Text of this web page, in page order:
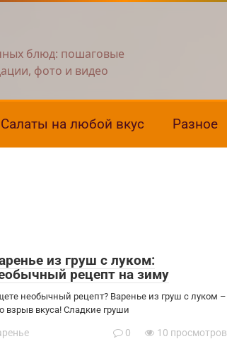
блюд: пошаговые
фото и видео
Салаты на любой вкус Разное
из груш с луком:
рецепт на зиму
необычный рецепт? Варенье из груш с луком –
взрыв вкуса! Сладкие груши
0 10 просмотров